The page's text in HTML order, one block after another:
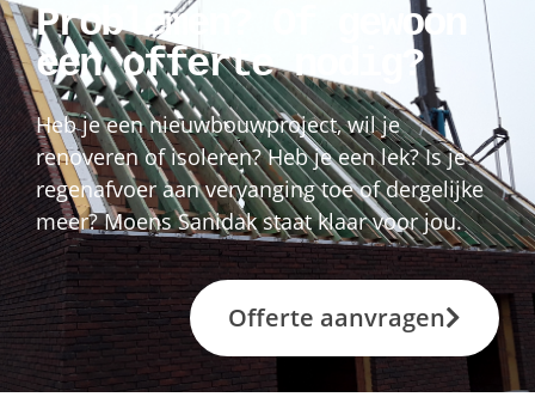
Problemen? Of gewoon
een offerte nodig?
Heb je een nieuwbouwproject, wil je
renoveren of isoleren? Heb je een lek? Is je
regenafvoer aan vervanging toe of dergelijke
meer? Moens Sanidak staat klaar voor jou.
Offerte aanvragen